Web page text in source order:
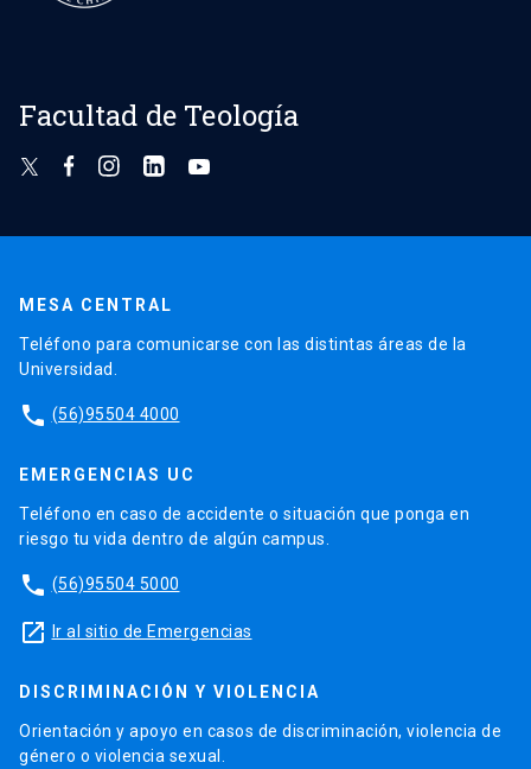
Facultad de Teología
MESA CENTRAL
Teléfono para comunicarse con las distintas áreas de la
Universidad.
phone (56)95504 4000
EMERGENCIAS UC
Teléfono en caso de accidente o situación que ponga en
riesgo tu vida dentro de algún campus.
phone (56)95504 5000
launch Ir al sitio de Emergencias
DISCRIMINACIÓN Y VIOLENCIA
Orientación y apoyo en casos de discriminación, violencia de
género o violencia sexual.